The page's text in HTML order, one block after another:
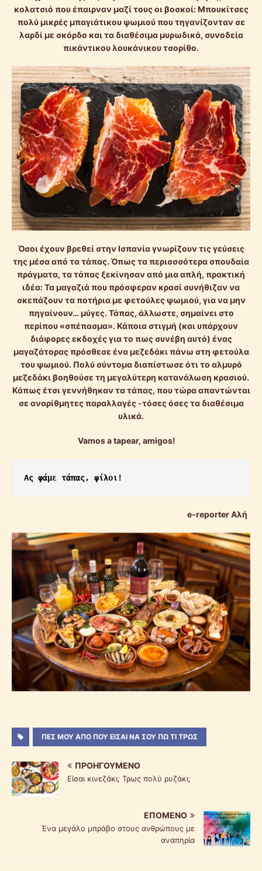
κολατσιό που έπαιρναν μαζί τους οι βοσκοί: Μπουκίτσες
πολύ μικρές μπαγιάτικου ψωμιού που τηγανίζονταν σε
λαρδί με σκόρδο και τα διαθέσιμα μυρωδικά, συνοδεία
πικάντικου λουκάνικου τσορίθο.
Όσοι έχουν βρεθεί στην Ισπανία γνωρίζουν τις γεύσεις
της μέσα από τα τάπας. Όπως τα περισσσότερα σπουδαία
πράγματα, τα τάπας ξεκίνησαν από μια απλή, πρακτική
ιδέα: Τα μαγαζιά που πρόσφεραν κρασί συνήθιζαν να
σκεπάζουν τα ποτήρια με φετούλες ψωμιού, για να μην
πηγαίνουν… μύγες. Τάπας, άλλωστε, σημαίνει στο
περίπου «σπέπασμα». Κάποια στιγμή (και υπάρχουν
διάφορες εκδοχές για το πως συνέβη αυτό) ένας
μαγαζάτορας πρόσθεσε ένα μεζεδάκι πάνω στη φετούλα
του ψωμιού. Πολύ σύντομα διαπίστωσε ότι το αλμυρό
μεζεδάκι βοηθούσε τη μεγαλύτερη κατανάλωση κρασιού.
Κάπως έτσι γεννήθηκαν τα τάπας, που τώρα απαντώνται
σε αναρίθμητες παραλλαγές -τόσες όσες τα διαθέσιμα
υλικά.
Vamos a tapear, amigos!
Ας φάμε τάπας, φίλοι!
e-reporter Αλή
ΠΕΣ ΜΟΥ ΑΠΟ ΠΟΥ ΕΙΣΑΙ ΝΑ ΣΟΥ ΠΩ ΤΙ ΤΡΩΣ
ΠΡΟΗΓΟΎΜΕΝΟ
Είσαι κινεζάκι; Τρως πολύ ρυζάκι;
ΕΠΌΜΕΝΟ
Ένα μεγάλο μπράβο στους ανθρώπους με
αναπηρία